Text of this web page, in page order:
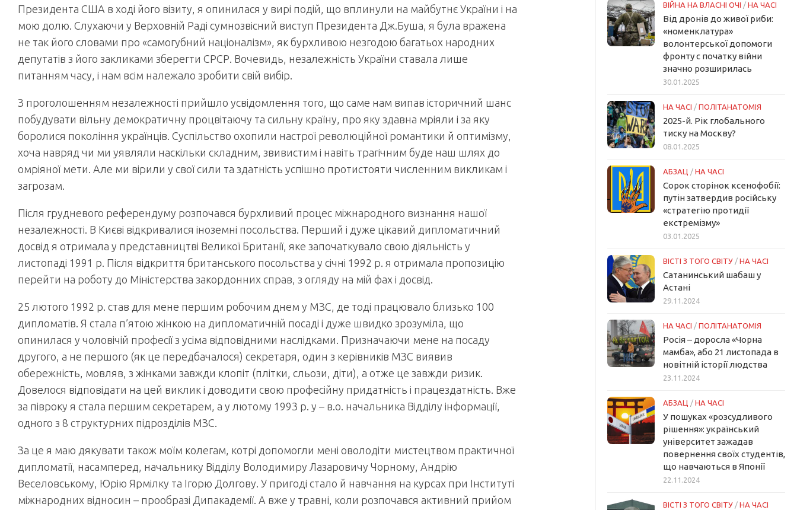
Президента США в ході його візиту, я опинилася у вирі подій, що вплинули на майбутнє України і на
мою долю. Слухаючи у Верховній Раді сумнозвісний виступ Президента Дж.Буша, я була вражена
не так його словами про «самогубний націоналізм», як бурхливою незгодою багатьох народних
депутатів з його закликами зберегти СРСР. Вочевидь, незалежність України ставала лише
питанням часу, і нам всім належало зробити свій вибір.
З проголошенням незалежності прийшло усвідомлення того, що саме нам випав історичний шанс
побудувати вільну демократичну процвітаючу та сильну країну, про яку здавна мріяли і за яку
боролися покоління українців. Суспільство охопили настрої революційної романтики й оптимізму,
хоча навряд чи ми уявляли наскільки складним, звивистим і навіть трагічним буде наш шлях до
омріяної мети. Але ми вірили у свої сили та здатність успішно протистояти численним викликам і
загрозам.
Після грудневого референдуму розпочався бурхливий процес міжнародного визнання нашої
незалежності. В Києві відкривалися іноземні посольства. Перший і дуже цікавий дипломатичний
досвід я отримала у представництві Великої Британії, яке започаткувало свою діяльність у
листопаді 1991 р. Після відкриття британського посольства у січні 1992 р. я отримала пропозицію
перейти на роботу до Міністерства закордонних справ, з огляду на мій фах і досвід.
25 лютого 1992 р. став для мене першим робочим днем у МЗС, де тоді працювало близько 100
дипломатів. Я стала п’ятою жінкою на дипломатичній посаді і дуже швидко зрозуміла, що
опинилася у чоловічій професії з усіма відповідними наслідками. Призначаючи мене на посаду
другого, а не першого (як це передбачалося) секретаря, один з керівників МЗС виявив
обережність, мовляв, з жінками завжди клопіт (плітки, сльози, діти), а отже це завжди ризик.
Довелося відповідати на цей виклик і доводити свою професійну придатність і працездатність. Вже
за півроку я стала першим секретарем, а у лютому 1993 р. у – в.о. начальника Відділу інформації,
одного з 8 структурних підрозділів МЗС.
За це я маю дякувати також моїм колегам, котрі допомогли мені оволодіти мистецтвом практичної
дипломатії, насамперед, начальнику Відділу Володимиру Лазаровичу Чорному, Андрію
Веселовському, Юрію Ярмілку та Ігорю Долгову. У пригоді стало й навчання на курсах при Інституті
міжнародних відносин – прообразі Дипакадемії. А вже у травні, коли розпочався активний прийом
ВІЙНА НА ВЛАСНІ ОЧІ / НА ЧАСІ
Від дронів до живої риби:
«номенклатура»
волонтерської допомоги
фронту с початку війни
значно розширилась
30.01.2025
НА ЧАСІ / ПОЛІТАНАТОМІЯ
2025-й. Рік глобального
тиску на Москву?
08.01.2025
АБЗАЦ / НА ЧАСІ
Сорок сторінок ксенофобії:
путін затвердив російську
«стратегію протидії
екстремізму»
03.01.2025
ВІСТІ З ТОГО СВІТУ / НА ЧАСІ
Сатанинський шабаш у
Астані
29.11.2024
НА ЧАСІ / ПОЛІТАНАТОМІЯ
Росія – доросла «Чорна
мамба», або 21 листопада в
новітній історії людства
23.11.2024
АБЗАЦ / НА ЧАСІ
У пошуках «розсудливого
рішення»: український
університет зажадав
повернення своїх студентів,
що навчаються в Японії
22.11.2024
ВІСТІ З ТОГО СВІТУ / НА ЧАСІ